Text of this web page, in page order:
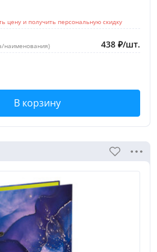
цену и получить персональную скидку
наименования) 438 ₽/шт.
В корзину